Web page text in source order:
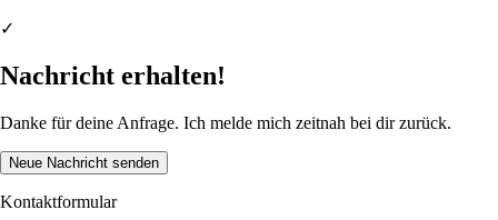
✓
Nachricht erhalten!
Danke für deine Anfrage. Ich melde mich zeitnah bei dir zurück.
Neue Nachricht senden
Kontaktformular